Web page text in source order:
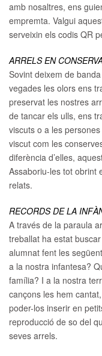
amb nosaltres, ens
empremta. Valgui
serveixin els codis QR
ARRELS EN
Sovint deixem de
vegades les olors ens
preservat les nostres
de tancar els ulls, ens
viscuts o a les
viscut com les
diferència d’elles,
Assaboriu-les tot obrint
relats.
RECORDS DE LA
A través de la paraula
treballat ha estat
alumnat fent les
a la nostra infantesa?
família? I a la nostra
cançons les hem
poder-los inserir en
reproducció de so del
seves arrels.